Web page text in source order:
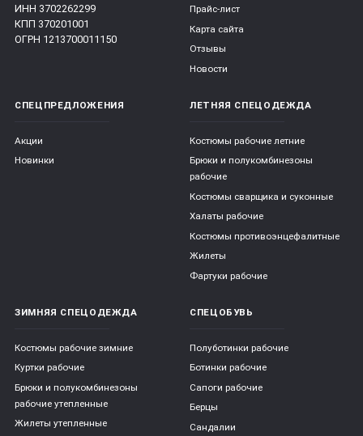
ИНН 3702262299
КПП 370201001
ОГРН 1213700011150
Прайс-лист
Карта сайта
Отзывы
Новости
СПЕЦПРЕДЛОЖЕНИЯ
Акции
Новинки
ЛЕТНЯЯ СПЕЦОДЕЖДА
Костюмы рабочие летние
Брюки и полукомбинезоны
рабочие
Костюмы сварщика и суконные
Халаты рабочие
Костюмы противоэнцефалитные
Жилеты
Фартуки рабочие
ЗИМНЯЯ СПЕЦОДЕЖДА
Костюмы рабочие зимние
Куртки рабочие
Брюки и полукомбинезоны
рабочие утепленные
Жилеты утепленные
СПЕЦОБУВЬ
Полуботинки рабочие
Ботинки рабочие
Сапоги рабочие
Берцы
Сандалии